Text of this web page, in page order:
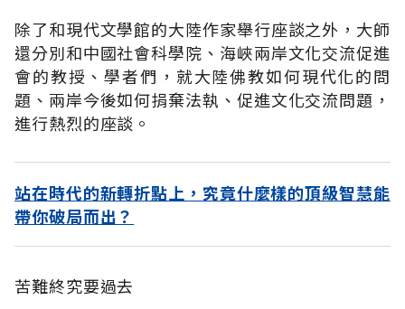
除了和現代文學館的大陸作家舉行座談之外，大師
還分別和中國社會科學院、海峽兩岸文化交流促進
會的教授、學者們，就大陸佛教如何現代化的問
題、兩岸今後如何捐棄法執、促進文化交流問題，
進行熱烈的座談。
站在時代的新轉折點上，究竟什麼樣的頂級智慧能
帶你破局而出？
苦難終究要過去